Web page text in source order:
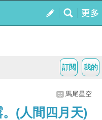
我的
訂閱
馬尾星空
(人間四月天)